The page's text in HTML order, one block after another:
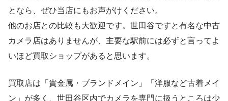
となら、ぜひ当店にもお声がけください。
他のお店との比較も大歓迎です。世田谷ですと有名な中古
カメラ店はありませんが、主要な駅前には必ずと言ってよ
いほど買取ショップがあると思います。
買取店は「貴金属・ブランドメイン」「洋服など古着メイ
ン」が多く、世田谷区内でカメラを専門に扱うところは少